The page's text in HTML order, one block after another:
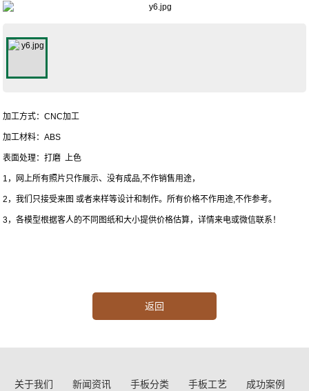
加工方式：CNC加工
加工材料：ABS
表面处理：打磨 上色
1，网上所有照片只作展示、没有成品,不作销售用途，
2，我们只接受来图 或者来样等设计和制作。所有价格不作用途,不作参考。
3，各模型根据客人的不同图纸和大小提供价格估算，详情来电或微信联系！
返回
关于我们 新闻资讯 手板分类 手板工艺 成功案例